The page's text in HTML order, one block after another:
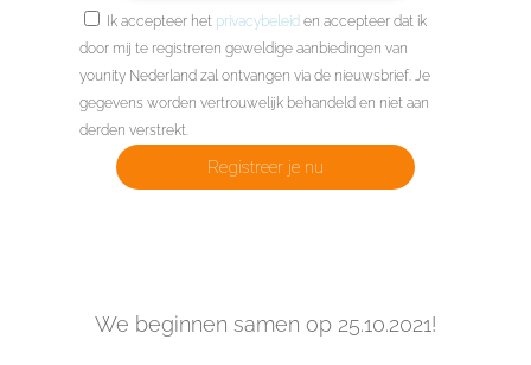
Ik accepteer het privacybeleid
door mij te registreren geweldige aanbiedingen van
younity Nederland zal ontvangen via de nieuwsbrief. Je
gegevens worden vertrouwelijk behandeld en niet aan
derden verstrekt.
Registreer je nu
We beginnen samen op 25.10.2021!